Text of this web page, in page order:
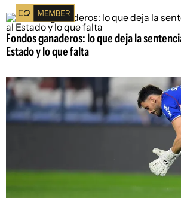
Fondos ganaderos: lo que deja la
Estado y lo que falta